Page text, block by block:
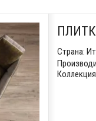
Страна: